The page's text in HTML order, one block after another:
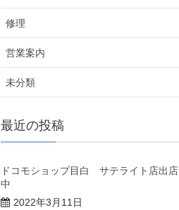
修理
営業案内
未分類
最近の投稿
ドコモショップ目白 サテライト店出店
中
2022年3月11日